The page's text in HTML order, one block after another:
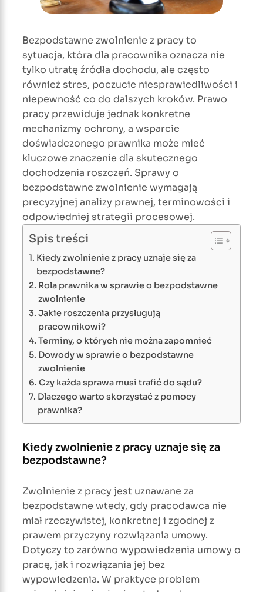
Bezpodstawne zwolnienie z pracy to
sytuacja, która dla pracownika oznacza nie
tylko utratę źródła dochodu, ale często
również stres, poczucie niesprawiedliwości i
niepewność co do dalszych kroków. Prawo
pracy przewiduje jednak konkretne
mechanizmy ochrony, a wsparcie
doświadczonego prawnika może mieć
kluczowe znaczenie dla skutecznego
dochodzenia roszczeń. Sprawy o
bezpodstawne zwolnienie wymagają
precyzyjnej analizy prawnej, terminowości i
odpowiedniej strategii procesowej.
Spis treści
Kiedy zwolnienie z pracy uznaje się za
bezpodstawne?
Rola prawnika w sprawie o bezpodstawne
zwolnienie
Jakie roszczenia przysługują
pracownikowi?
Terminy, o których nie można zapomnieć
Dowody w sprawie o bezpodstawne
zwolnienie
Czy każda sprawa musi trafić do sądu?
Dlaczego warto skorzystać z pomocy
prawnika?
Kiedy zwolnienie z pracy uznaje się za
bezpodstawne?
Zwolnienie z pracy jest uznawane za
bezpodstawne wtedy, gdy pracodawca nie
miał rzeczywistej, konkretnej i zgodnej z
prawem przyczyny rozwiązania umowy.
Dotyczy to zarówno wypowiedzenia umowy o
pracę, jak i rozwiązania jej bez
wypowiedzenia. W praktyce problem